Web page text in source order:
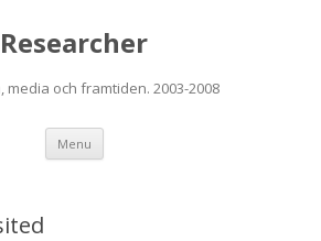
Researcher
media och framtiden. 2003-2008
Menu Skip to content